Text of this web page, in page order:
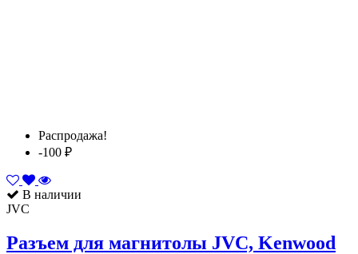
Распродажа!
-100 ₽
В наличии
JVC
Разъем для магнитолы JVC, Kenwood